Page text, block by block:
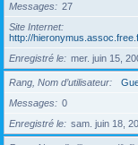
Messages
27
Site Internet
http://
Enregistré le
mer. juin 15,
Rang, Nom d’utilisateur
Messages
0
Enregistré le
sam. juin 18,